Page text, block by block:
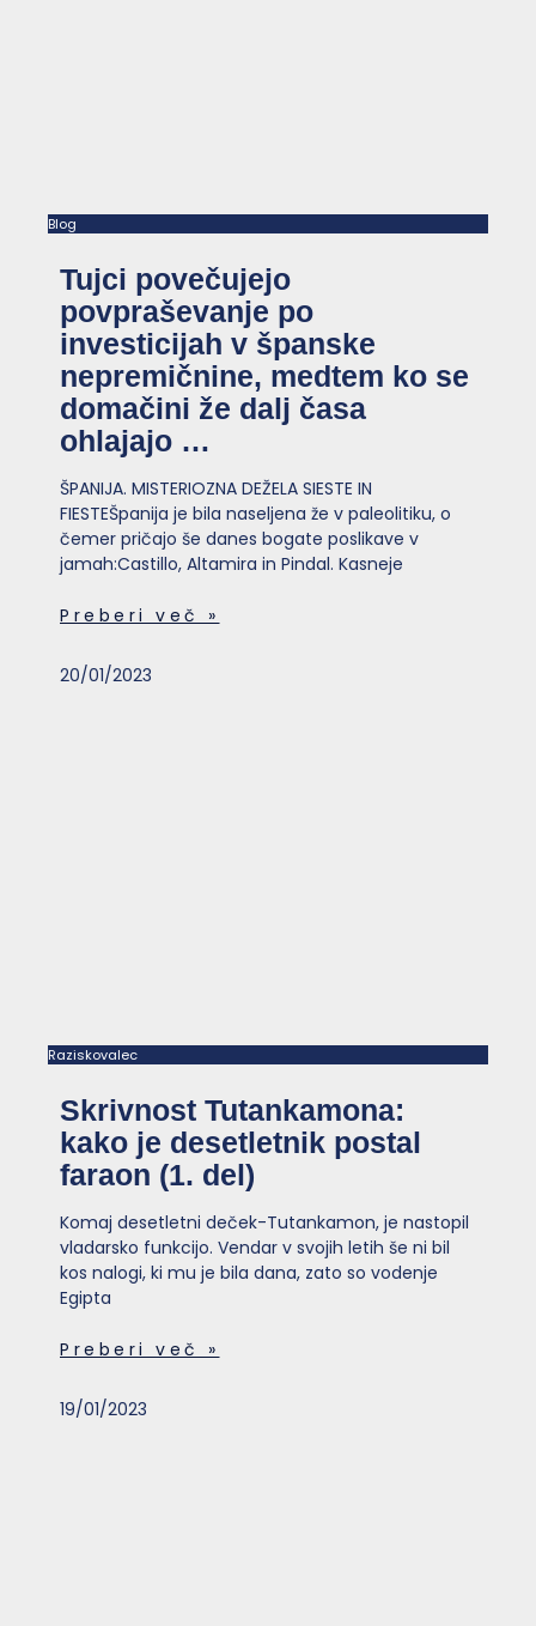
Blog
Tujci povečujejo
povpraševanje po
investicijah v španske
nepremičnine, medtem ko se
domačini že dalj časa
ohlajajo …
ŠPANIJA. MISTERIOZNA DEŽELA SIESTE IN
FIESTEŠpanija je bila naseljena že v paleolitiku, o
čemer pričajo še danes bogate poslikave v
jamah:Castillo, Altamira in Pindal. Kasneje
Preberi več »
20/01/2023
Raziskovalec
Skrivnost Tutankamona:
kako je desetletnik postal
faraon (1. del)
Komaj desetletni deček-Tutankamon, je nastopil
vladarsko funkcijo. Vendar v svojih letih še ni bil
kos nalogi, ki mu je bila dana, zato so vodenje
Egipta
Preberi več »
19/01/2023